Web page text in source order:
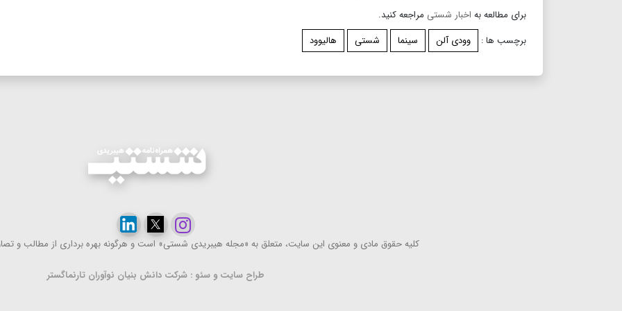
برای مطالعه به اخبار شستی مراجعه کنید.
برچسب ها :
وودی آلن سینما شستی هالیوود
كلیه حقوق مادی و معنوی این سایت، متعلق به «مجله هیبریدی شستی» است و هرگونه بهره ‌برداری از مطالب و
طراح سایت و سئو : شرکت دانش بنیان نوآوران تارنماگستر